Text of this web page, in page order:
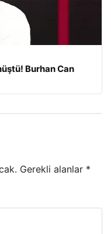
Burhan Can
Gerekli alanlar *